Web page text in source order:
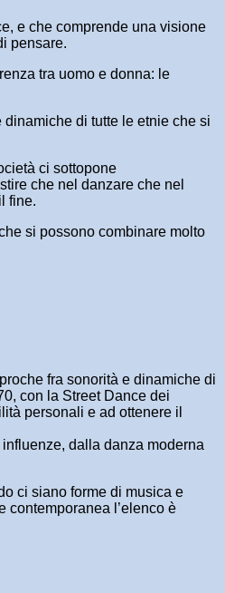
e che comprende una visione
pensare.
tra uomo e donna: le
di tutte le etnie che si
ci sottopone
che nel danzare che nel
fine.
si possono combinare molto
fra sonorità e dinamiche di
con la Street Dance dei
personali e ad ottenere il
dalla danza moderna
ci siano forme di musica e
contemporanea l’elenco è